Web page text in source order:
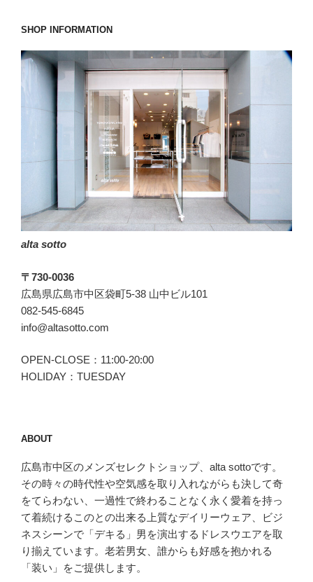
ー
ェ
の
SHOP INFORMATION
alta sotto
〒730-0036
広島県広島市中区袋町5-38 山中ビル101
082-545-6845
info@altasotto.com
OPEN-CLOSE：11:00-20:00
HOLIDAY：TUESDAY
ABOUT
広島市中区のメンズセレクトショップ、alta sottoです。
その時々の時代性や空気感を取り入れながらも決して奇
をてらわない、一過性で終わることなく永く愛着を持っ
て着続けるこのとの出来る上質なデイリーウェア、ビジ
ネスシーンで「デキる」男を演出するドレスウエアを取
り揃えています。老若男女、誰からも好感を抱かれる
「装い」をご提供します。